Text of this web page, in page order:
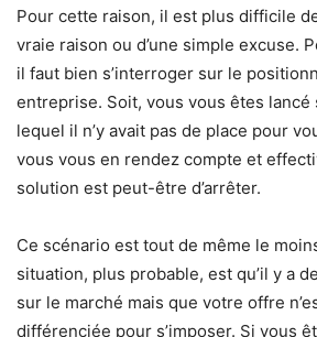
Pour cette raison, il est plus difficile de
vraie raison ou d’une simple excuse.
il faut bien s’interroger sur le
entreprise. Soit, vous vous êtes lancé
lequel il n’y avait pas de place pour
vous vous en rendez compte et
solution est peut-être d’arrêter.
Ce scénario est tout de même le
situation, plus probable, est qu’il y a
sur le marché mais que votre offre
différenciée pour s’imposer. Si vous